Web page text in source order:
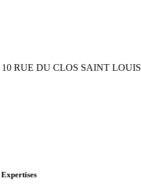
10 RUE DU CLOS SAINT LOUIS
Expertises